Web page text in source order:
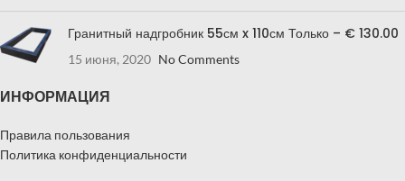
Гранитный надгробник 55см x 110см Только – € 130.00
15 июня, 2020 No Comments
ИНФОРМАЦИЯ
Правила пользования
Политика конфиденциальности